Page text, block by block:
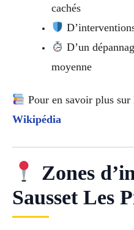
cachés
D’un
moyenne
Pour en savoir plus
Wikipédia
Zones
Sausset Les